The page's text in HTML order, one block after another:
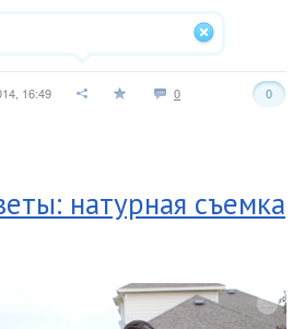
16:49 0
0
натурная съемка